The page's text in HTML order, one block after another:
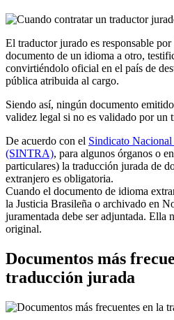
El traductor jurado es responsable
documento de un idioma a otro,
convirtiéndolo oficial en el país de
pública atribuida al cargo.
Siendo así, ningún documento
validez legal si no es validado por un
De acuerdo con el Sindicato
(SINTRA), para algunos órganos o
particulares) la traducción jurada de
extranjero es obligatoria.
Cuando el documento de idioma
la Justicia Brasileña o archivado en
juramentada debe ser adjuntada. Ella
original.
Documentos más
traducción jurada